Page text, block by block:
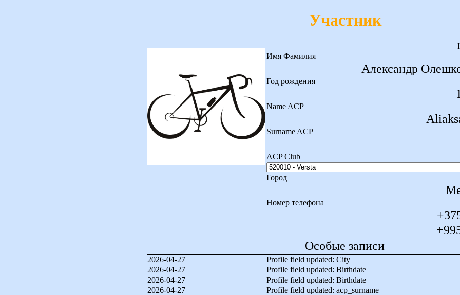
Участник
Имя Фамилия
Александр
Год рождения
Name ACP
Surname ACP
ACP Club
Город
Номер телефона
Особые записи
2026-04-27
Profile field updated: City
2026-04-27
Profile field updated: Birthdate
2026-04-27
Profile field updated: Birthdate
2026-04-27
Profile field updated: acp_surname